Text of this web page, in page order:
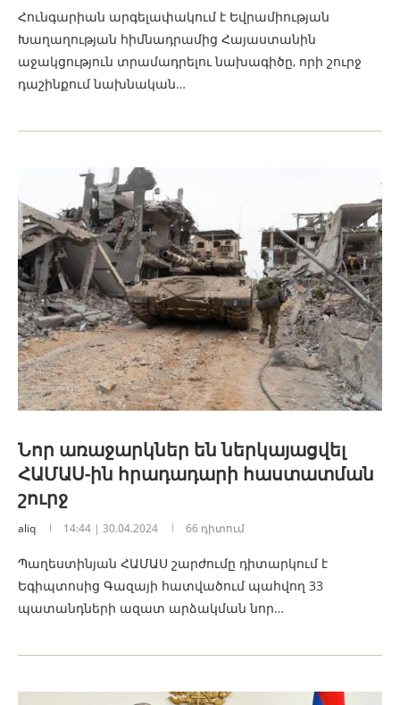
Հունգարիան արգելափակում է Եվրամիության
Խաղաղության հիմնադրամից Հայաստանին
աջակցություն տրամադրելու նախագիծը, որի շուրջ
դաշինքում նախնական…
Նոր առաջարկներ են ներկայացվել
ՀԱՄԱՍ-ին հրադադարի հաստատման
շուրջ
aliq 14:44 | 30.04.2024 66 դիտում
Պաղեստինյան ՀԱՄԱՍ շարժումը դիտարկում է
Եգիպտոսից Գազայի հատվածում պահվող 33
պատանդների ազատ արձակման նոր…